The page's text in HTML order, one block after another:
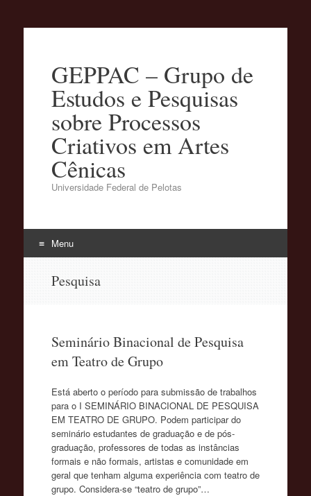
GEPPAC – Grupo de
Estudos e Pesquisas
sobre Processos
Criativos em Artes
Cênicas
Universidade Federal de Pelotas
Menu
Pesquisa
Seminário Binacional de Pesquisa
em Teatro de Grupo
Está aberto o período para submissão de trabalhos
para o I SEMINÁRIO BINACIONAL DE PESQUISA
EM TEATRO DE GRUPO. Podem participar do
seminário estudantes de graduação e de pós-
graduação, professores de todas as instâncias
formais e não formais, artistas e comunidade em
geral que tenham alguma experiência com teatro de
grupo. Considera-se “teatro de grupo”…